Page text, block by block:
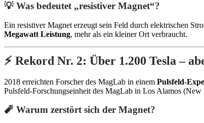
💡 Was bedeutet „resistiver Magnet“?
Ein resistiver Magnet erzeugt sein Feld durch elektrischen
Megawatt Leistung, mehr als ein kleiner Ort verbraucht.
⚡ Rekord Nr. 2: Über 1.200 Tesla –
2018 erreichten Forscher des MagLab in einem Pulsfeld-
Pulsfeld-Forschungseinheit des MagLab in Los Alamos
🧨 Warum zerstört sich der Magnet?